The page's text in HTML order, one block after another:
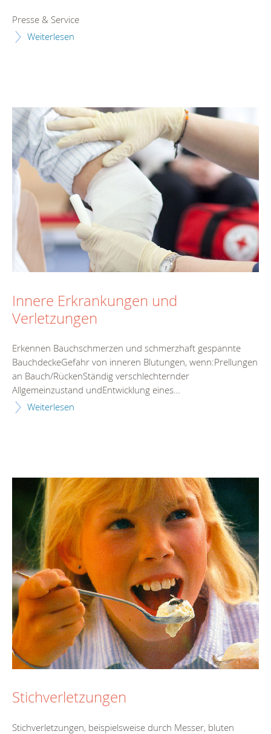
Presse & Service
Weiterlesen
Innere Erkrankungen und
Verletzungen
Erkennen Bauchschmerzen und schmerzhaft gespannte
BauchdeckeGefahr von inneren Blutungen, wenn:Prellungen
an Bauch/RückenStändig verschlechternder
Allgemeinzustand undEntwicklung eines…
Weiterlesen
Stichverletzungen
Stichverletzungen, beispielsweise durch Messer, bluten